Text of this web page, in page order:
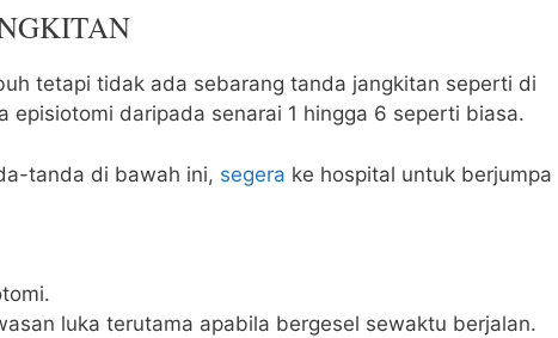
tetapi tidak ada sebarang tanda jangkitan seperti di
episiotomi daripada senarai 1 hingga 6 seperti biasa.
tanda di bawah ini, segera ke hospital untuk berjumpa
luka terutama apabila bergesel sewaktu berjalan.